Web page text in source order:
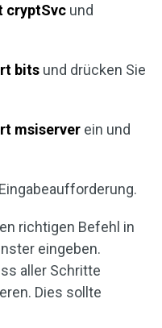
cryptSvc und
bits und drücken Sie
msiserver ein und
richtigen Befehl in
eingeben.
aller Schritte
Dies sollte